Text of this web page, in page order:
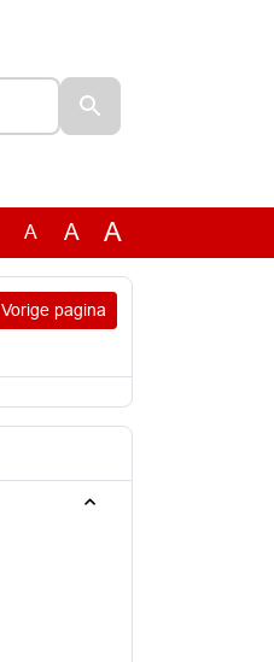
A A A
Vorige pagina